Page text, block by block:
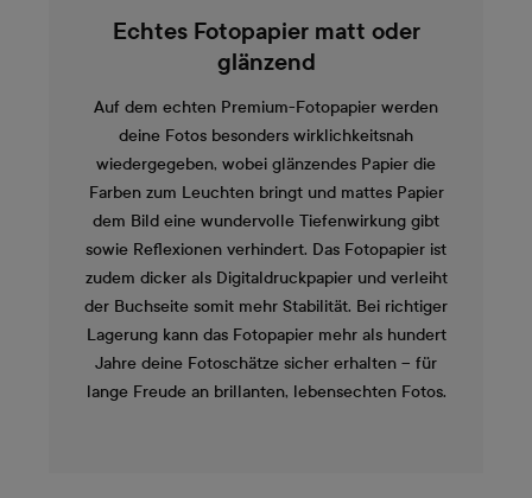
Echtes Fotopapier matt oder
glänzend
Auf dem echten Premium-Fotopapier werden
deine Fotos besonders wirklichkeitsnah
wiedergegeben, wobei glänzendes Papier die
Farben zum Leuchten bringt und mattes Papier
dem Bild eine wundervolle Tiefenwirkung gibt
sowie Reflexionen verhindert. Das Fotopapier ist
zudem dicker als Digitaldruckpapier und verleiht
der Buchseite somit mehr Stabilität. Bei richtiger
Lagerung kann das Fotopapier mehr als hundert
Jahre deine Fotoschätze sicher erhalten – für
lange Freude an brillanten, lebensechten Fotos.